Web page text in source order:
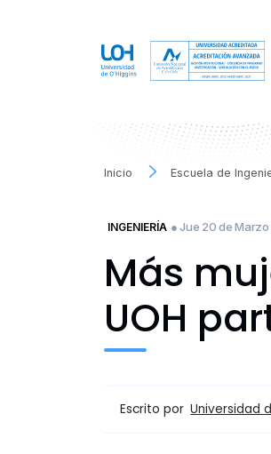
Inicio Escuela de
INGENIERÍA ● Jue 20 de
Más
UOH
Escrito por Universidad